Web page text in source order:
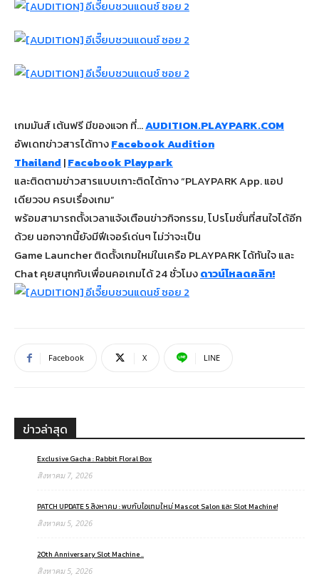
เกมมันส์ เต้นฟรี มีของแจก ที่…AUDITION.PLAYPARK.COM
อัพเดทข่าวสารได้ทางFacebook Audition
Thailand |Facebook Playpark
และติดตามข่าวสารแบบเกาะติดได้ทาง “PLAYPARK App. แอป
เดียวจบ ครบเรื่องเกม”
พร้อมสามารถตั้งเวลาแจ้งเตือนข่าวกิจกรรม, โปรโมชั่นที่สนใจได้อีก
ด้วย นอกจากนี้ยังมีฟีเจอร์เด่นๆ ไม่ว่าจะเป็น
Game Launcher ติดตั้งเกมใหม่ในเครือ PLAYPARK ได้ทันใจ และ
Chat คุยสนุกกับเพื่อนคอเกมได้ 24 ชั่วโมงดาวน์โหลดคลิก!
Facebook X LINE
ข่าวล่าสุด
Exclusive Gacha : Rabbit Floral Box
สิงหาคม 7, 2026
PATCH UPDATE 5 สิงหาคม : พบกับไอเทมใหม่ Mascot Salon และ Slot Machine!
สิงหาคม 5, 2026
20th Anniversary Slot Machine ..
สิงหาคม 5, 2026